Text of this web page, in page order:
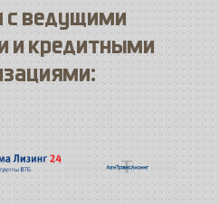
с ведущими
и кредитными